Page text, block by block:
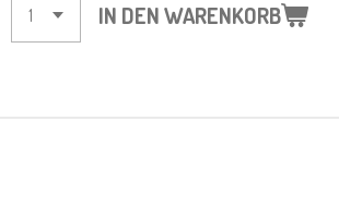
IN DEN WARENKORB